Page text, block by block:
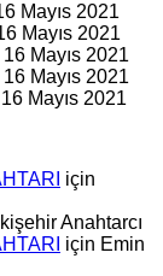
Mayıs 2021
Mayıs 2021
16 Mayıs 2021
16 Mayıs 2021
16 Mayıs 2021
için
Anahtarcı
için Emin